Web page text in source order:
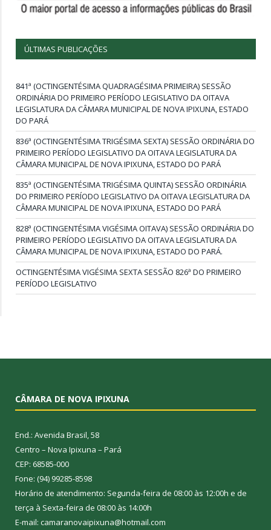
ÚLTIMAS PUBLICAÇÕES
841ª (OCTINGENTÉSIMA QUADRAGÉSIMA PRIMEIRA) SESSÃO
ORDINÁRIA DO PRIMEIRO PERÍODO LEGISLATIVO DA OITAVA
LEGISLATURA DA CÂMARA MUNICIPAL DE NOVA IPIXUNA, ESTADO
DO PARÁ
836ª (OCTINGENTÉSIMA TRIGÉSIMA SEXTA) SESSÃO ORDINÁRIA DO
PRIMEIRO PERÍODO LEGISLATIVO DA OITAVA LEGISLATURA DA
CÂMARA MUNICIPAL DE NOVA IPIXUNA, ESTADO DO PARÁ
835ª (OCTINGENTÉSIMA TRIGÉSIMA QUINTA) SESSÃO ORDINÁRIA
DO PRIMEIRO PERÍODO LEGISLATIVO DA OITAVA LEGISLATURA DA
CÂMARA MUNICIPAL DE NOVA IPIXUNA, ESTADO DO PARÁ
828ª (OCTINGENTÉSIMA VIGÉSIMA OITAVA) SESSÃO ORDINÁRIA DO
PRIMEIRO PERÍODO LEGISLATIVO DA OITAVA LEGISLATURA DA
CÂMARA MUNICIPAL DE NOVA IPIXUNA, ESTADO DO PARÁ.
OCTINGENTÉSIMA VIGÉSIMA SEXTA SESSÃO 826ª DO PRIMEIRO
PERÍODO LEGISLATIVO
CÂMARA DE NOVA IPIXUNA
End.: Avenida Brasil, 58
Centro – Nova Ipixuna – Pará
CEP: 68585-000
Fone: (94) 99285-8598
Horário de atendimento: Segunda-feira de 08:00 às 12:00h e de
terça à Sexta-feira de 08:00 às 14:00h
E-mail: camaranovaipixuna@hotmail.com